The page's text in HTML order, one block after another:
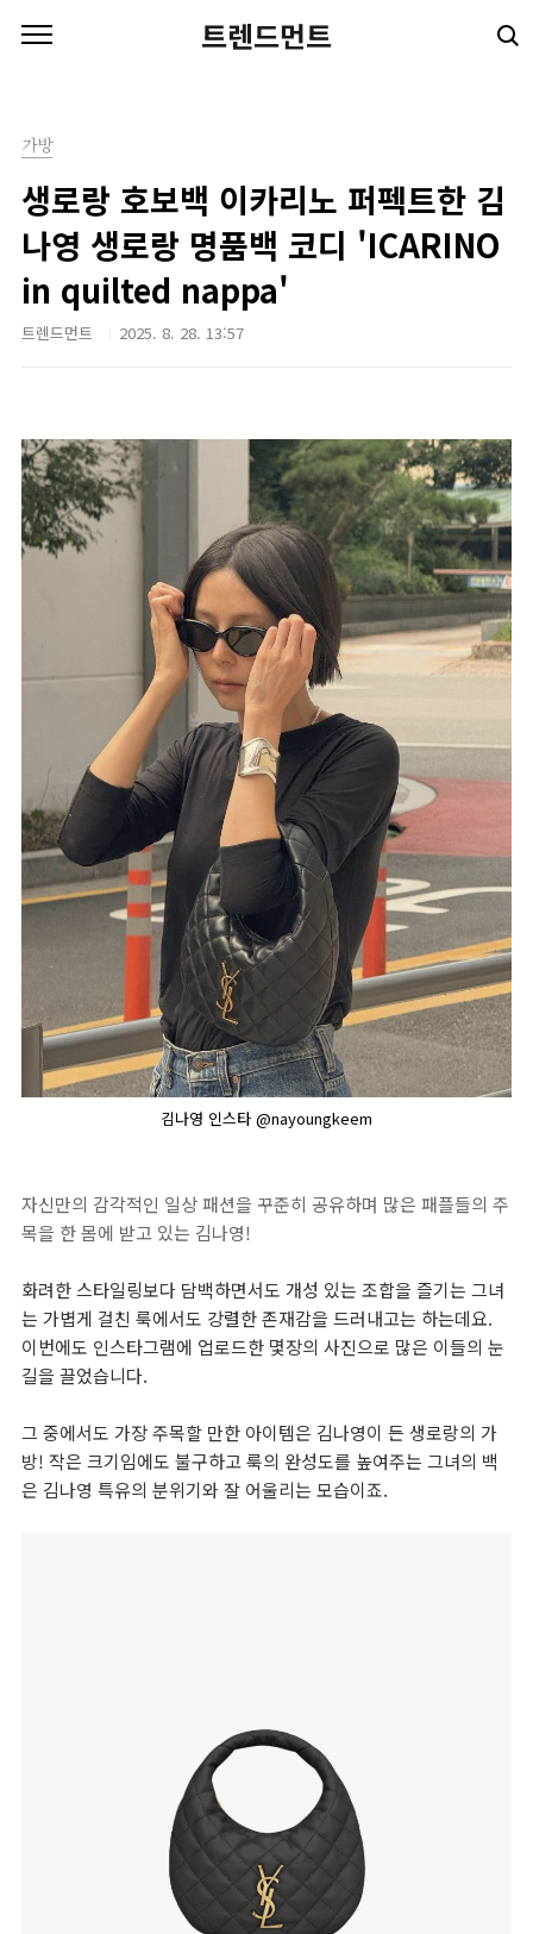
트렌드먼트
가방
생로랑 호보백 이카리노 퍼펙트한 김
나영 생로랑 명품백 코디 'ICARINO
in quilted nappa'
트렌드먼트 2025. 8. 28. 13:57
김나영 인스타 @nayoungkeem
자신만의 감각적인 일상 패션을 꾸준히 공유하며 많은 패플들의 주
목을 한 몸에 받고 있는 김나영!
화려한 스타일링보다 담백하면서도 개성 있는 조합을 즐기는 그녀
는 가볍게 걸친 룩에서도 강렬한 존재감을 드러내고는 하는데요.
이번에도 인스타그램에 업로드한 몇장의 사진으로 많은 이들의 눈
길을 끌었습니다.
그 중에서도 가장 주목할 만한 아이템은 김나영이 든 생로랑의 가
방! 작은 크기임에도 불구하고 룩의 완성도를 높여주는 그녀의 백
은 김나영 특유의 분위기와 잘 어울리는 모습이죠.